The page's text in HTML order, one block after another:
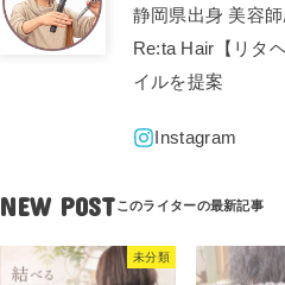
静岡県出身 美容
Re:ta Hair【リタ
イルを提案
NEW POST
未分類